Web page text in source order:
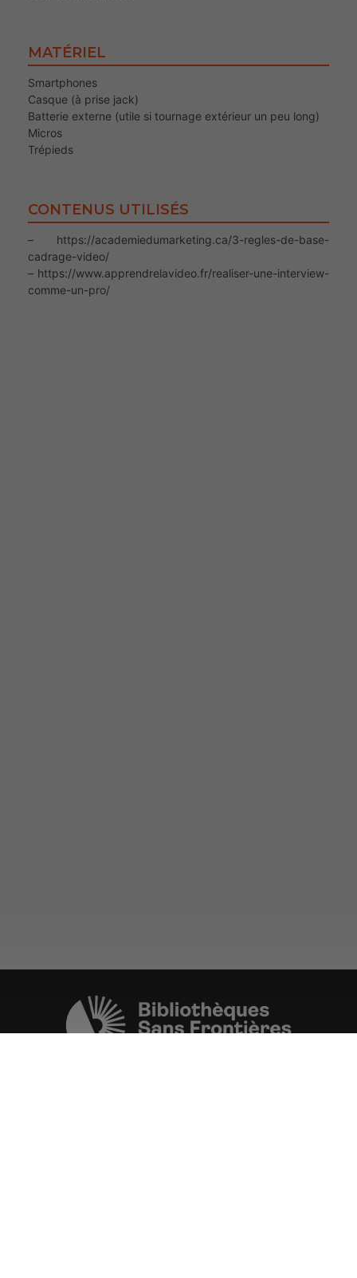
MATÉRIEL
Smartphones
Casque (à prise jack)
Batterie externe (utile si tournage extérieur un peu long)
Micros
Trépieds
CONTENUS UTILISÉS
– https://academiedumarketing.ca/3-regles-de-base-
cadrage-video/
– https://www.apprendrelavideo.fr/realiser-une-interview-
comme-un-pro/